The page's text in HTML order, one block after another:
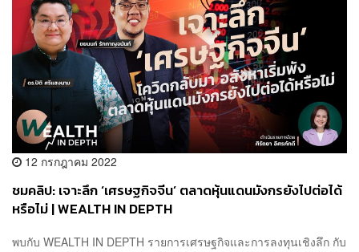
12 กรกฎาคม 2022
ชมคลิป: เจาะลึก ‘เศรษฐกิจจีน’ ตลาดหุ้นแดนมังกรยังไปต่อได้
หรือไม่ | WEALTH IN DEPTH
พบกับ WEALTH IN DEPTH รายการเศรษฐกิจและการลงทุนเชิงลึก กับ